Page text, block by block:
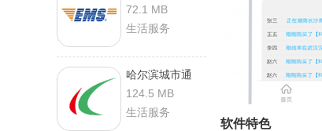
安卓版
72.1 MB
生活服务
哈尔滨城市通
v2.5.1 安卓版
124.5 MB
生活服务
软件特色